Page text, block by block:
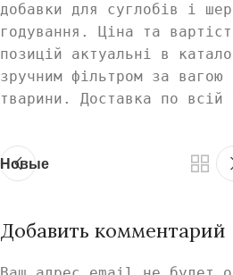
добавки для суглобів і
годування. Ціна та
позицій актуальні в
зручним фільтром за вагою
тварини. Доставка по всій
Новые
Добавить комментарий